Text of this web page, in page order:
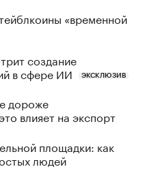
«временной
создание
в сфере ИИ
ЭКСКЛЮЗИВ
дороже
влияет на экспорт
площадки: как
людей